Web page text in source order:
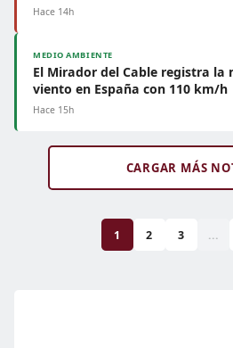
Hace 14h
MEDIO AMBIENTE
El Mirador del Cable registra la
viento en España con 110 km/h
Hace 15h
CARGAR MÁS
1 2 3 ...